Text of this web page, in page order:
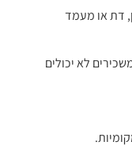
דת או מעמד
לא יכולים